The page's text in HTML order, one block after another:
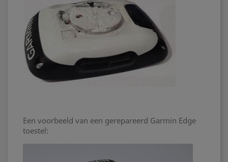
Een voorbeeld van een gerepareerd Garmin Edge
toestel: